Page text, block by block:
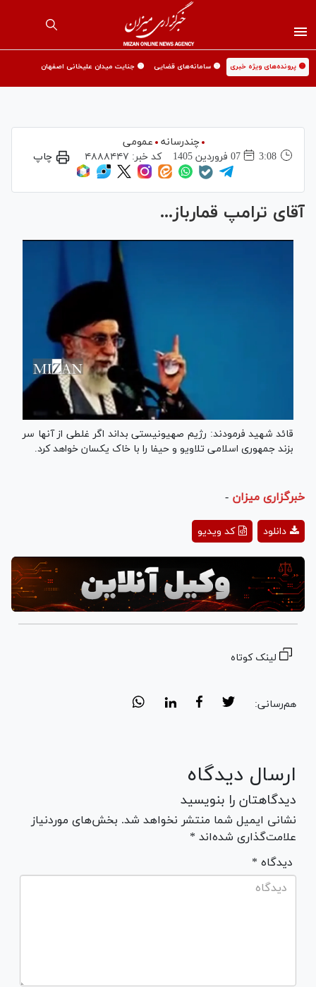
🟡 پرونده‌های ویژه خبری 🟡 سامانه‌های قضایی 🟡 جنایت میدان علیخانی اصفهان
چندرسانه
عمومی
3:08
07 فروردين 1405 کد خبر: ۴۸۸۸۴۴۷ چاپ
آقای ترامپ قمارباز...
قائد شهید فرمودند: رژیم صهیونیستی بداند اگر غلطی از آنها سر
بزند جمهوری اسلامی تلاویو و حیفا را با خاک یکسان خواهد کرد.
خبرگزاری میزان -
Play
Video
کد ویدیو دانلود
لینک کوتاه
هم‌رسانی:
ارسال دیدگاه
دیدگاهتان را بنویسید
نشانی ایمیل شما منتشر نخواهد شد. بخش‌های موردنیاز
علامت‌گذاری شده‌اند *
* دیدگاه